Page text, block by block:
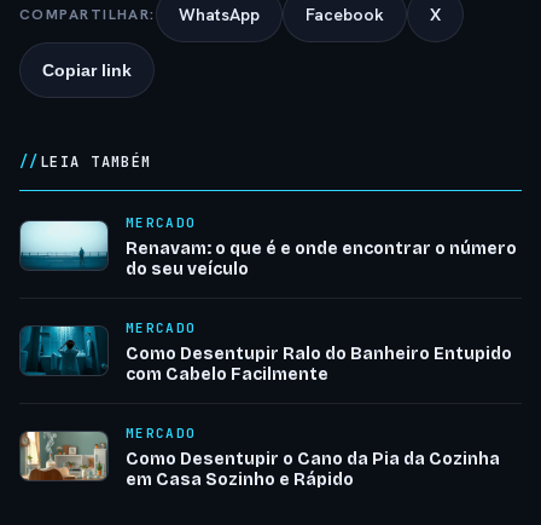
COMPARTILHAR: WhatsApp Facebook X
Copiar link
LEIA TAMBÉM
MERCADO
Renavam: o que é e onde encontrar o número
do seu veículo
MERCADO
Como Desentupir Ralo do Banheiro Entupido
com Cabelo Facilmente
MERCADO
Como Desentupir o Cano da Pia da Cozinha
em Casa Sozinho e Rápido